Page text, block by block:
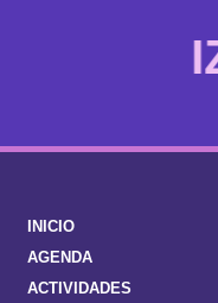
INICIO
AGENDA
ACTIVIDADES